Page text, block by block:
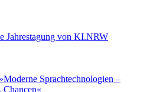
Jahrestagung von KI.NRW
Sprachtechnologien –